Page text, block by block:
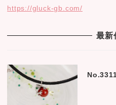
https://gluck-gb.com/
最新